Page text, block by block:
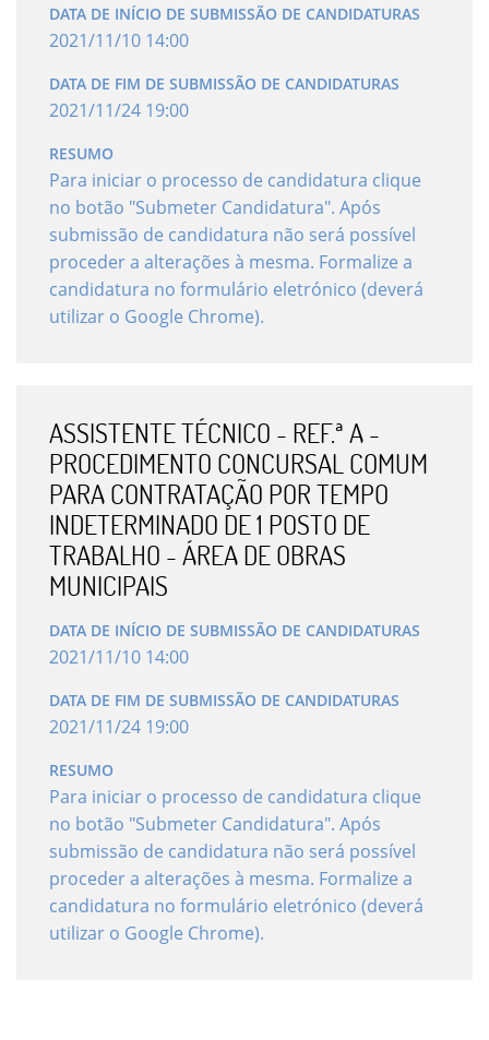
DATA DE INÍCIO DE SUBMISSÃO DE CANDIDATURAS
2021/11/10 14:00
DATA DE FIM DE SUBMISSÃO DE CANDIDATURAS
2021/11/24 19:00
RESUMO
Para iniciar o processo de candidatura clique
no botão "Submeter Candidatura". Após
submissão de candidatura não será possível
proceder a alterações à mesma. Formalize a
candidatura no formulário eletrónico (deverá
utilizar o Google Chrome).
ASSISTENTE TÉCNICO - REF.ª A -
PROCEDIMENTO CONCURSAL COMUM
PARA CONTRATAÇÃO POR TEMPO
INDETERMINADO DE 1 POSTO DE
TRABALHO - ÁREA DE OBRAS
MUNICIPAIS
DATA DE INÍCIO DE SUBMISSÃO DE CANDIDATURAS
2021/11/10 14:00
DATA DE FIM DE SUBMISSÃO DE CANDIDATURAS
2021/11/24 19:00
RESUMO
Para iniciar o processo de candidatura clique
no botão "Submeter Candidatura". Após
submissão de candidatura não será possível
proceder a alterações à mesma. Formalize a
candidatura no formulário eletrónico (deverá
utilizar o Google Chrome).